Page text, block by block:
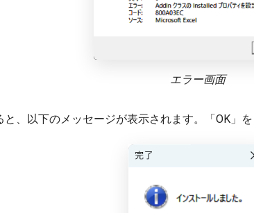
エラー画面
、以下のメッセージが表示されます。「OK」